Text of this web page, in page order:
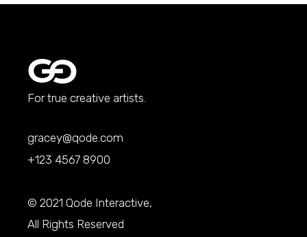
For true creative artists.
gracey@qode.com
+123 4567 8900
© 2021Qode Interactive,
All Rights Reserved